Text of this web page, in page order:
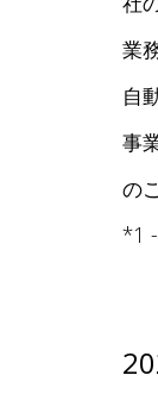
業
自
事
の
*1 -